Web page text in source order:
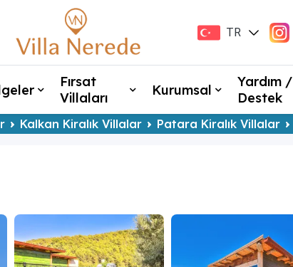
TR
EN
Fırsat
Villaları
Kurumsal
Yardım /
Destek
Kalkan Kiralık Villalar Patara Kiralık Villalar